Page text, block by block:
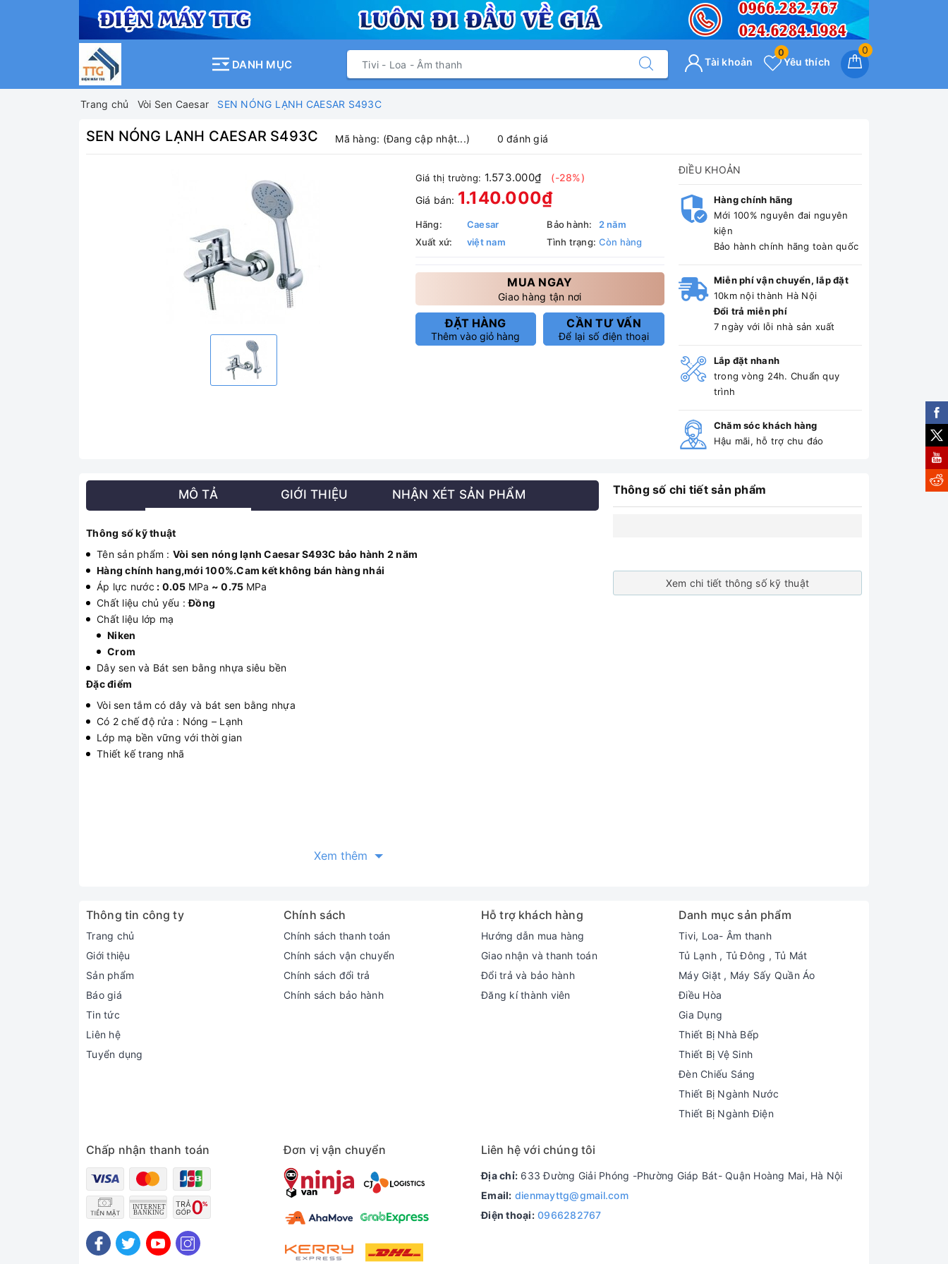
DANH MỤC
0
Yêu thích
0
Tài khoản
Trang chủ Vòi Sen Caesar SEN NÓNG LẠNH CAESAR S493C
SEN NÓNG LẠNH CAESAR S493C Mã hàng: (Đang cập nhật...) 0 đánh giá
Giá thị trường: 1.573.000₫
(-28%)
Giá bán: 1.140.000₫
Hãng:
Caesar
Xuất xứ:
việt nam
Bảo hành:
2 năm
Tình trạng: Còn hàng
MUA NGAY
Giao hàng tận nơi
ĐẶT HÀNG
Thêm vào giỏ hàng
CẦN TƯ VẤN
Để lại số điện thoại
ĐIỀU KHOẢN
Hàng chính hãng
Mới 100% nguyên đai nguyên
kiện
Bảo hành chính hãng toàn quốc
Miễn phí vận chuyển, lắp đặt
10km nội thành Hà Nội
Đổi trả miễn phí
7 ngày với lỗi nhà sản xuất
Lắp đặt nhanh
trong vòng 24h. Chuẩn quy
trình
Chăm sóc khách hàng
Hậu mãi, hỗ trợ chu đáo
MÔ TẢ GIỚI THIỆU NHẬN XÉT SẢN PHẨM
Thông số kỹ thuật
Tên sản phẩm : Vòi sen nóng lạnh Caesar S493C bảo hành 2 năm
Hàng chính hang,mới 100%.Cam kết không bán hàng nhái
Áp lực nước : 0.05 MPa ~ 0.75 MPa
Chất liệu chủ yếu :Đồng
Chất liệu lớp mạ
Niken
Crom
Dây sen và Bát sen bằng nhựa siêu bền
Đặc điểm
Vòi sen tắm có dây và bát sen bằng nhựa
Có 2 chế độ rửa : Nóng – Lạnh
Lớp mạ bền vững với thời gian
Thiết kế trang nhã
Xem thêm
Thông số chi tiết sản phẩm
Xem chi tiết thông số kỹ thuật
Thông tin công ty
Trang chủ
Giới thiệu
Sản phẩm
Báo giá
Tin tức
Liên hệ
Tuyển dụng
Chính sách
Chính sách thanh toán
Chính sách vận chuyển
Chính sách đổi trả
Chính sách bảo hành
Hỗ trợ khách hàng
Hướng dẫn mua hàng
Giao nhận và thanh toán
Đổi trả và bảo hành
Đăng kí thành viên
Danh mục sản phẩm
Tivi, Loa- Âm thanh
Tủ Lạnh , Tủ Đông , Tủ Mát
Máy Giặt , Máy Sấy Quần Áo
Điều Hòa
Gia Dụng
Thiết Bị Nhà Bếp
Thiết Bị Vệ Sinh
Đèn Chiếu Sáng
Thiết Bị Ngành Nước
Thiết Bị Ngành Điện
Chấp nhận thanh toán Đơn vị vận chuyển Liên hệ với chúng tôi
Địa chỉ: 633 Đường Giải Phóng -Phường Giáp Bát- Quận Hoàng Mai, Hà Nội
Email: dienmayttg@gmail.com
Điện thoại: 0966282767